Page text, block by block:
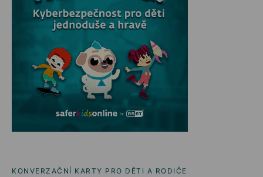
KONVERZAČNÍ KARTY PRO DĚTI A RODIČE